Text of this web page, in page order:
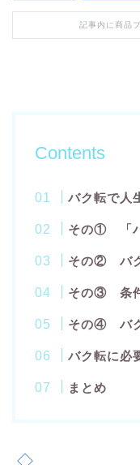
記事内に商品
Contents
バク転で人
その① 「バ
その② バ
その③ 条
その④ バク
バク転に必
まとめ